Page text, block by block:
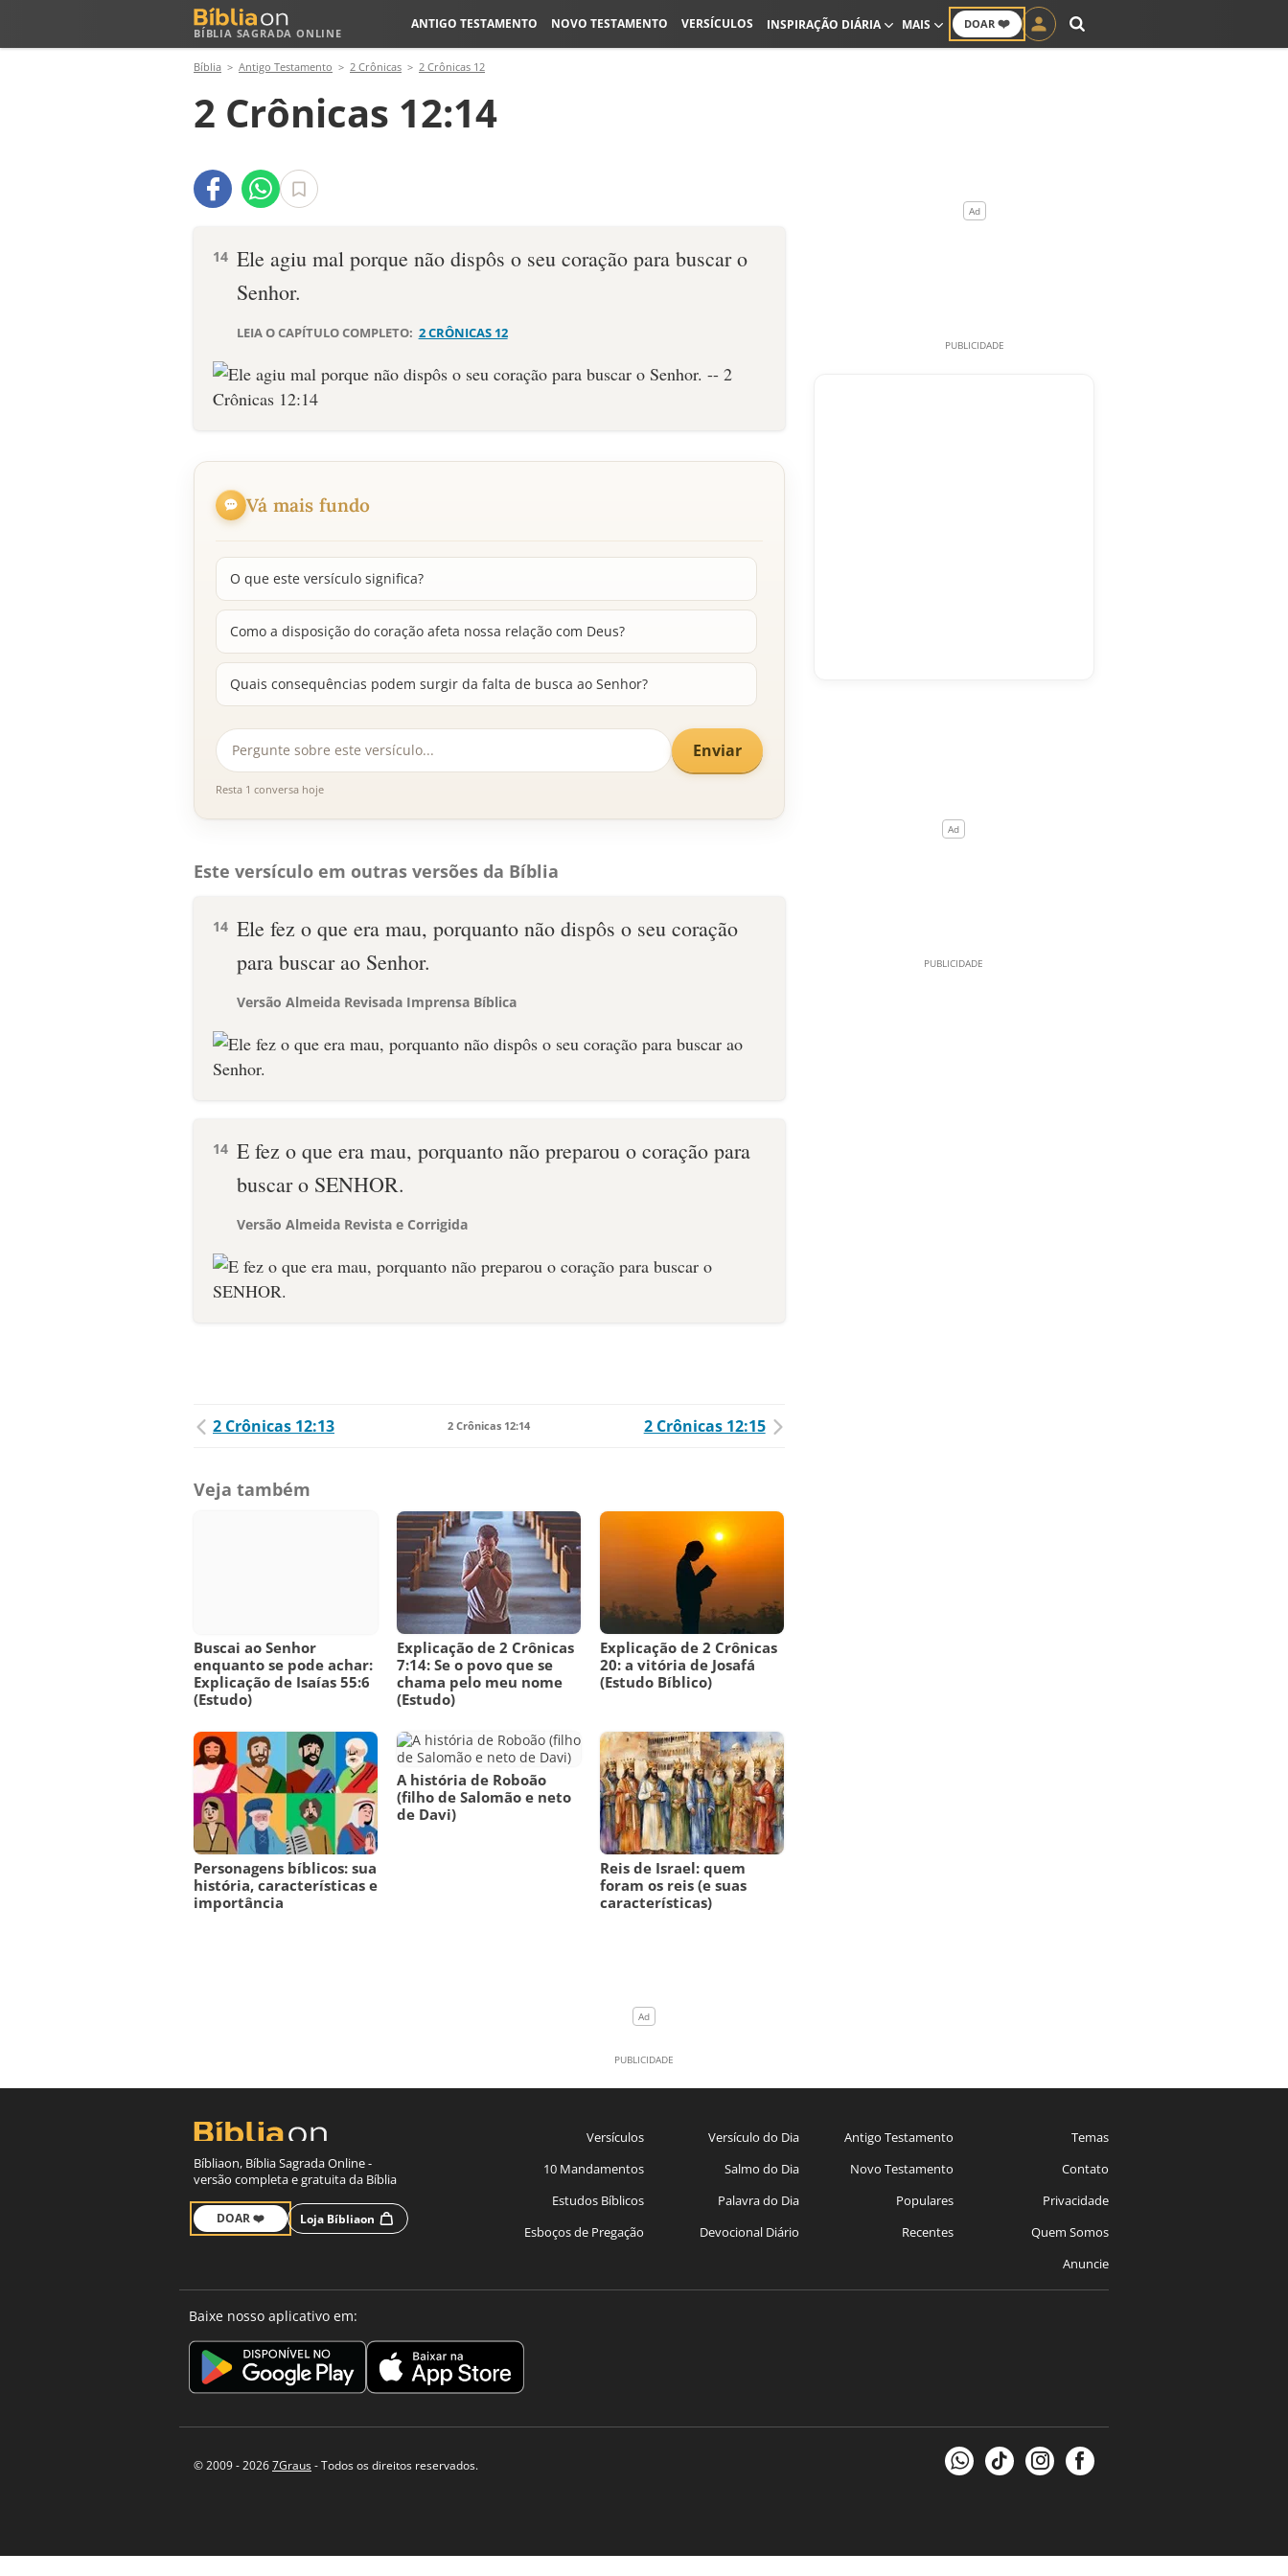
BÍBLIA SAGRADA ONLINE
DOAR ❤️
ANTIGO TESTAMENTO NOVO TESTAMENTO VERSÍCULOS INSPIRAÇÃO DIÁRIA MAIS
Bíblia Antigo Testamento 2 Crônicas 2 Crônicas 12
2 Crônicas 12:14
14 Ele agiu mal porque não dispôs o seu coração para buscar o
Senhor.
LEIA O CAPÍTULO COMPLETO: 2 CRÔNICAS 12
Vá mais fundo
O que este versículo significa?
Como a disposição do coração afeta nossa relação com Deus?
Quais consequências podem surgir da falta de busca ao Senhor?
Enviar
Resta 1 conversa hoje
Este versículo em outras versões da Bíblia
14 Ele fez o que era mau, porquanto não dispôs o seu coração
para buscar ao Senhor.
Versão Almeida Revisada Imprensa Bíblica
14 E fez o que era mau, porquanto não preparou o coração para
buscar o SENHOR.
Versão Almeida Revista e Corrigida
2 Crônicas 12:13 2 Crônicas 12:14 2 Crônicas 12:15
Veja também
Buscai ao Senhor
enquanto se pode achar:
Explicação de Isaías 55:6
(Estudo)
Explicação de 2 Crônicas
7:14: Se o povo que se
chama pelo meu nome
(Estudo)
Explicação de 2 Crônicas
20: a vitória de Josafá
(Estudo Bíblico)
Personagens bíblicos: sua
história, características e
importância
A história de Roboão
(filho de Salomão e neto
de Davi)
Reis de Israel: quem
foram os reis (e suas
características)
Bíbliaon, Bíblia Sagrada Online -
versão completa e gratuita da Bíblia
DOAR ❤️ Loja Bíbliaon
Versículos
10 Mandamentos
Estudos Bíblicos
Esboços de Pregação
Versículo do Dia
Salmo do Dia
Palavra do Dia
Devocional Diário
Antigo Testamento
Novo Testamento
Populares
Recentes
Temas
Contato
Privacidade
Quem Somos
Anuncie
Baixe nosso aplicativo em:
© 2009 - 20267Graus- Todos os direitos reservados.